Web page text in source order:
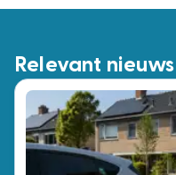
Relevant nieuws